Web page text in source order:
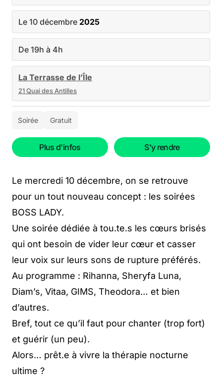
Le 10 décembre 2025
De 19h à 4h
La Terrasse de l’Île
21 Quai des Antilles
Soirée Gratuit
Plus d'infos S'y rendre
Le mercredi 10 décembre, on se retrouve
pour un tout nouveau concept : les soirées
BOSS LADY.
Une soirée dédiée à tou.te.s les cœurs brisés
qui ont besoin de vider leur cœur et casser
leur voix sur leurs sons de rupture préférés.
Au programme : Rihanna, Sheryfa Luna,
Diam’s, Vitaa, GIMS, Theodora… et bien
d’autres.
Bref, tout ce qu’il faut pour chanter (trop fort)
et guérir (un peu).
Alors… prêt.e à vivre la thérapie nocturne
ultime ?